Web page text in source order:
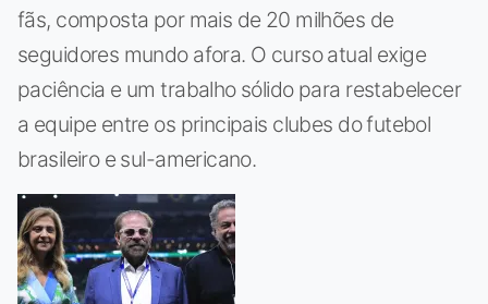
fãs, composta por mais de 20 milhões de
seguidores mundo afora. O curso atual exige
paciência e um trabalho sólido para restabelecer
a equipe entre os principais clubes do futebol
brasileiro e sul-americano.